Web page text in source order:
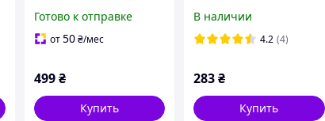
дверей автомобиля HD,
приветственная LED-
серий1/3/4/5/6/7/M/X/Z/
GT
Готово к отправке
от50₴/мес
499₴
Купить
в авто от USB Bluetooth
APP, 4 х 22см,
В наличии
4.2 (4)
283₴
Купить